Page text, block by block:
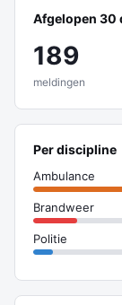
Afgelopen 30
189
meldingen
Per discipline
Ambulance
Brandweer
Politie